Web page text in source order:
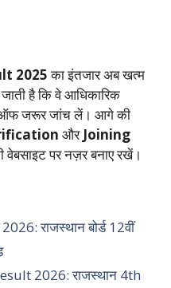
2025का इंतजार अब खत्म
जाती है कि वे आधिकारिक
जरूर जांच लें। आगे की
और Joining
वेबसाइट पर नज़र बनाए रखें।
राजस्थान बोर्ड 12वीं
2026: राजस्थान 4th